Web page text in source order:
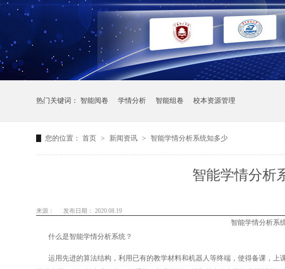
热门关键词： 智能阅卷 学情分析 智能组卷 校本资源管理
您的位置： 首页 > 新闻资讯 > 智能学情分析系统知多少
智能学情分析
来源： 发布日期： 2020.08.19
智能学情分析系
什么是智能学情分析系统？
运用先进的算法结构，利用已有的教学材料和机器人等终端，使得备课，上